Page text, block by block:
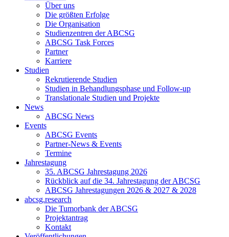
Über uns
Die größten Erfolge
Die Organisation
Studienzentren der ABCSG
ABCSG Task Forces
Partner
Karriere
Studien
Rekrutierende Studien
Studien in Behandlungsphase und Follow-up
Translationale Studien und Projekte
News
ABCSG News
Events
ABCSG Events
Partner-News & Events
Termine
Jahrestagung
35. ABCSG Jahrestagung 2026
Rückblick auf die 34. Jahrestagung der ABCSG
ABCSG Jahrestagungen 2026 & 2027 & 2028
abcsg.research
Die Tumorbank der ABCSG
Projektantrag
Kontakt